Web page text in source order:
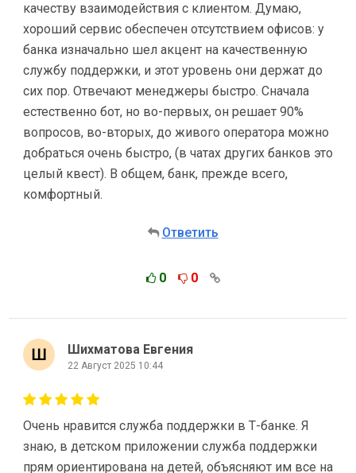
качеству взаимодействия с клиентом. Думаю,
хороший сервис обеспечен отсутствием офисов: у
банка изначально шел акцент на качественную
службу поддержки, и этот уровень они держат до
сих пор. Отвечают менеджеры быстро. Сначала
естественно бот, но во-первых, он решает 90%
вопросов, во-вторых, до живого оператора можно
добраться очень быстро, (в чатах других банков это
целый квест). В общем, банк, прежде всего,
комфортный.
Ответить
0 0
Шихматова Евгения
22 Август 2025 10:44
Очень нравится служба поддержки в Т-банке. Я
знаю, в детском приложении служба поддержки
прям ориентирована на детей, объясняют им все на